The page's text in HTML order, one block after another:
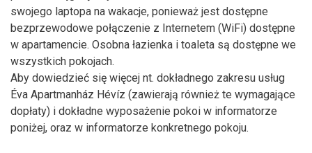
swojego laptopa na wakacje, ponieważ jest dostępne
bezprzewodowe połączenie z Internetem (WiFi) dostępne
w apartamencie. Osobna łazienka i toaleta są dostępne we
wszystkich pokojach.
Aby dowiedzieć się więcej nt. dokładnego zakresu usług
Éva Apartmanház Hévíz (zawierają również te wymagające
dopłaty) i dokładne wyposażenie pokoi w informatorze
poniżej, oraz w informatorze konkretnego pokoju.